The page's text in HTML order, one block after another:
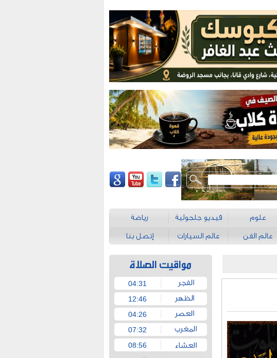
علوم فيديو جلجولية رياضة
عالم الفن عالم السيارات إتصل بنا
04:31
12:46
04:26
07:32
08:56